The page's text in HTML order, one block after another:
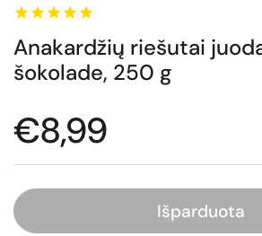
Anakardžių riešutai
šokolade, 250 g
Normali kaina
€8,99
Išparduota